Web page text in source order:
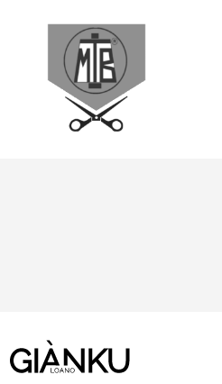
Chiamaci! 019.52